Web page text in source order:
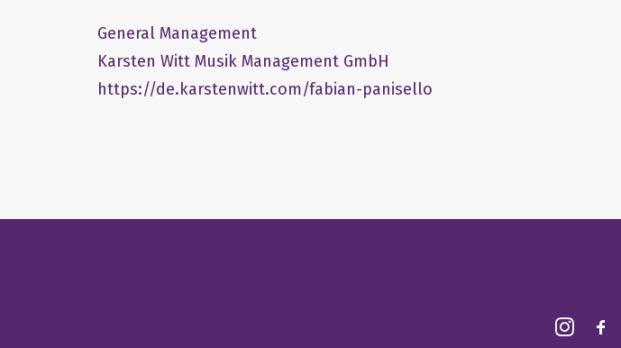
General Management
​Karsten Witt Musik Management GmbH​
https://de.karstenwitt.com/fabian-panisello